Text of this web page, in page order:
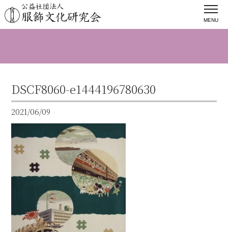
MENU
DSCF8060-e1444196780630
2021/06/09